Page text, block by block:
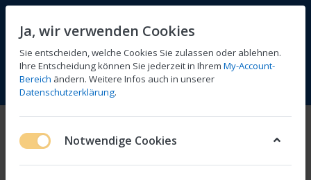
Menü Anmelden Vergleichen Wunschliste
Ja, wir verwenden Cookies
Sie entscheiden, welche Cookies Sie zulassen oder ablehnen.
Ihre Entscheidung können Sie jederzeit in Ihrem My-Account-
Bereich ändern. Weitere Infos auch in unserer
Datenschutzerklärung.
Notwendige Cookies